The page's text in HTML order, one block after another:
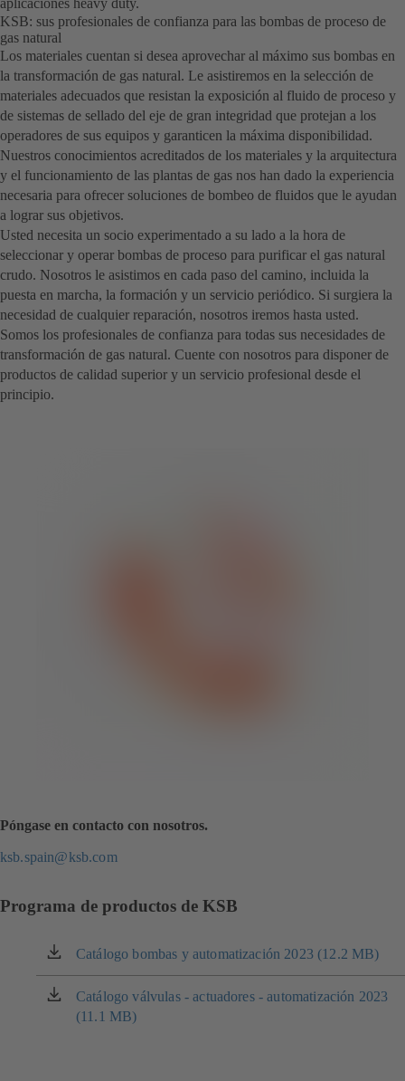
aplicaciones heavy duty.
KSB: sus profesionales de confianza para las bombas de proceso de
gas natural
Los materiales cuentan si desea aprovechar al máximo sus bombas en
la transformación de gas natural. Le asistiremos en la selección de
materiales adecuados que resistan la exposición al fluido de proceso y
de sistemas de sellado del eje de gran integridad que protejan a los
operadores de sus equipos y garanticen la máxima disponibilidad.
Nuestros conocimientos acreditados de los materiales y la arquitectura
y el funcionamiento de las plantas de gas nos han dado la experiencia
necesaria para ofrecer soluciones de bombeo de fluidos que le ayudan
a lograr sus objetivos.
Usted necesita un socio experimentado a su lado a la hora de
seleccionar y operar bombas de proceso para purificar el gas natural
crudo. Nosotros le asistimos en cada paso del camino, incluida la
puesta en marcha, la formación y un servicio periódico. Si surgiera la
necesidad de cualquier reparación, nosotros iremos hasta usted.
Somos los profesionales de confianza para todas sus necesidades de
transformación de gas natural. Cuente con nosotros para disponer de
productos de calidad superior y un servicio profesional desde el
principio.
Póngase en contacto con nosotros.
ksb.spain@ksb.com
Programa de productos de KSB
Catálogo bombas y automatización 2023 (12.2 MB)
(se
abre
en
una
Catálogo válvulas - actuadores - automatización 2023
(11.1 MB)
(se
abre